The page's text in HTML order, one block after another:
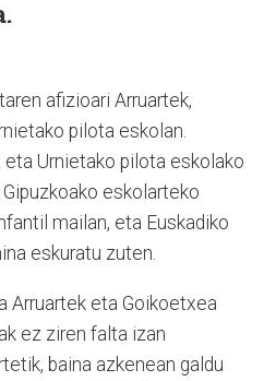
afizioari Arruartek,
pilota eskolan.
Urnietako pilota eskolako
eskolarteko
mailan, eta Euskadiko
eskuratu zuten.
Arruartek eta Goikoetxea
ez ziren falta izan
baina azkenean galdu